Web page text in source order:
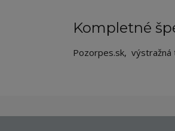
Kompletné
Pozorpes.sk, výstražná